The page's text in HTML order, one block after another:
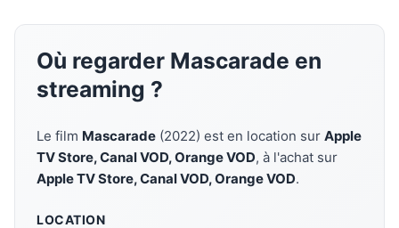
Où regarder Mascarade en
streaming ?
Le film Mascarade (2022) est en location sur Apple
TV Store, Canal VOD, Orange VOD, à l'achat sur
Apple TV Store, Canal VOD, Orange VOD.
LOCATION